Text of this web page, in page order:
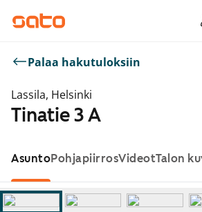
Palaa hakutuloksiin
Lassila, Helsinki
Tinatie 3 A
AsuntoPohjapiirrosVideotTalon